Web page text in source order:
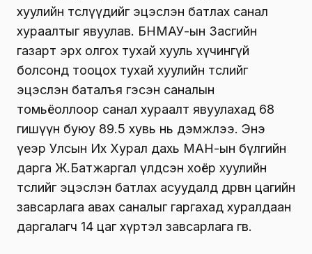
хуулийн төслүүдийг эцэслэн батлах санал
хураалтыг явуулав. БНМАУ-ын Засгийн
газарт эрх олгох тухай хууль хүчингүй
болсонд тооцох тухай хуулийн төслийг
эцэслэн баталъя гэсэн саналын
томьёоллоор санал хураалт явуулахад 68
гишүүн буюу 89.5 хувь нь дэмжлээ. Энэ
үеэр Улсын Их Хурал дахь МАН-ын бүлгийн
дарга Ж.Батжаргал үлдсэн хоёр хуулийн
төслийг эцэслэн батлах асуудалд дөрвөн цагийн
завсарлага авах саналыг гаргахад хуралдаан
даргалагч 14 цаг хүртэл завсарлага өгөв.